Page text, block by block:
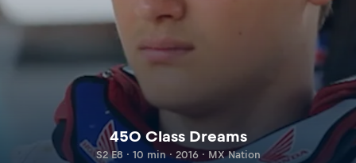
450 Class Dreams
S2 E8 · 10 min · 2016 · MX Nation